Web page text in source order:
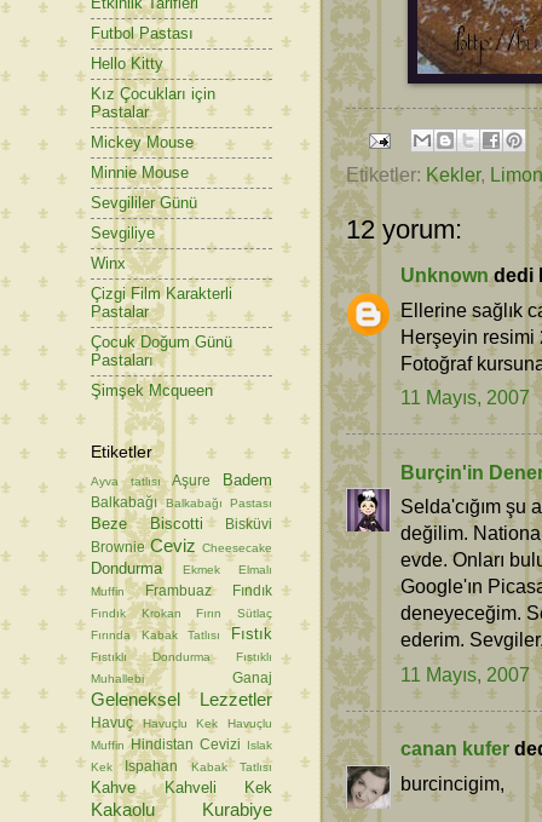
Etiketler: Kekler, Limon
12 yorum:
Unknowndedi
Ellerine sağlık
Herşeyin resimi
Fotoğraf
11 Mayıs, 2007
Burçin'in
Selda'cığım şu
değilim.
evde. Onları
Google'ın
deneyeceğim.
ederim.
11 Mayıs, 2007
canan kufer
burcincigim,
Futbol Pastası
Hello Kitty
Kız Çocukları için
Pastalar
Mickey Mouse
Minnie Mouse
Sevgililer Günü
Sevgiliye
Winx
Çizgi Film Karakterli
Pastalar
Çocuk Doğum Günü
Pastaları
Şimşek Mcqueen
Etiketler
Ayva tatlısı Aşure Badem
Balkabağı Balkabağı Pastası
Beze Biscotti
Bisküvi
Brownie Ceviz Cheesecake
Dondurma Ekmek
Elmalı
Muffin
Frambuaz Fındık
Fındık Krokan
Fırın Sütlaç
Fırında Kabak Tatlısı
Fıstık
Fıstıklı Dondurma
Fıstıklı
Muhallebi
Ganaj
Geleneksel Lezzetler
Havuç Havuçlu Kek
Havuçlu
Muffin Hindistan Cevizi
Islak
Kek
Ispahan Kabak Tatlısı
Kahve Kahveli Kek
Kakaolu Kurabiye